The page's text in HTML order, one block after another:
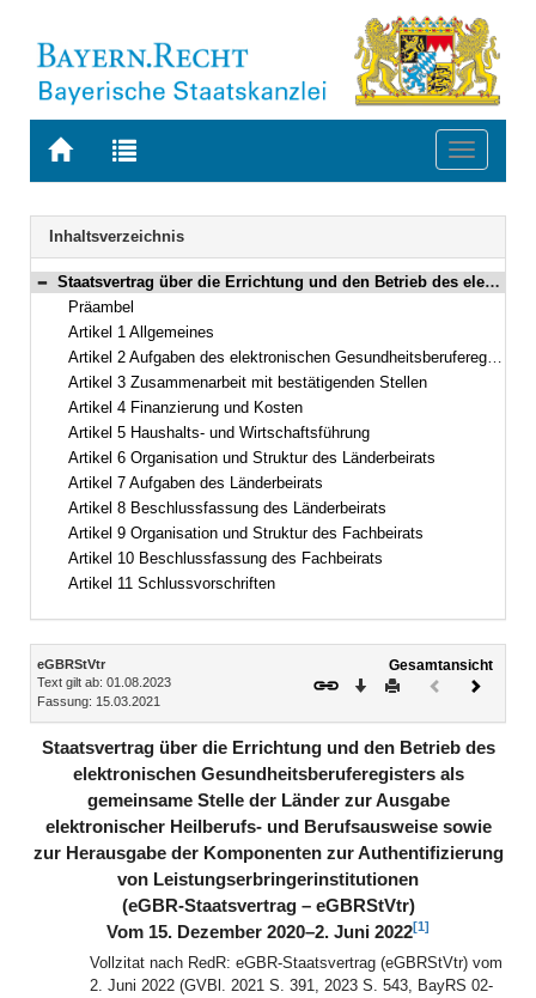
Zur
BAYERN.RECHT
Zur
letzten
Suche
Toggle
Navigation
Inhaltsverzeichnis
Bereich reduzieren
Staatsvertrag über die Errichtung und den Betrieb des elektronischen Gesundheitsberuferegisters als gemeinsame Stelle der Länder zur Ausgabe elektronischer Heilberufs- und Berufsausweise sowie zur Herausgabe der Komponenten zur Authentifizierung von Leistungserbringerinstitutionen (eGBR-Staatsvertrag – eGBRStVtr) Vom 15. Dezember 2020–2. Juni 2022 (Art. 1–11)
Präambel
Artikel 1 Allgemeines
Artikel 2 Aufgaben des elektronischen Gesundheitsberuferegisters
Artikel 3 Zusammenarbeit mit bestätigenden Stellen
Artikel 4 Finanzierung und Kosten
Artikel 5 Haushalts- und Wirtschaftsführung
Artikel 6 Organisation und Struktur des Länderbeirats
Artikel 7 Aufgaben des Länderbeirats
Artikel 8 Beschlussfassung des Länderbeirats
Artikel 9 Organisation und Struktur des Fachbeirats
Artikel 10 Beschlussfassung des Fachbeirats
Artikel 11 Schlussvorschriften
Inhalt
eGBRStVtr
Text gilt ab: 01.08.2023
Fassung: 15.03.2021
Gesamtansicht
Download
DruckenVorheriges
(inaktiv)
Staatsvertrag über die Errichtung und den Betrieb des
elektronischen Gesundheitsberuferegisters als
gemeinsame Stelle der Länder zur Ausgabe
elektronischer Heilberufs- und Berufsausweise sowie
zur Herausgabe der Komponenten zur Authentifizierung
von Leistungserbringerinstitutionen
(eGBR-Staatsvertrag – eGBRStVtr)
Vom 15. Dezember 2020–2. Juni 2022[1]
Vollzitat nach RedR: eGBR-Staatsvertrag (eGBRStVtr) vom
2. Juni 2022 (GVBl. 2021 S. 391, 2023 S. 543, BayRS 02-